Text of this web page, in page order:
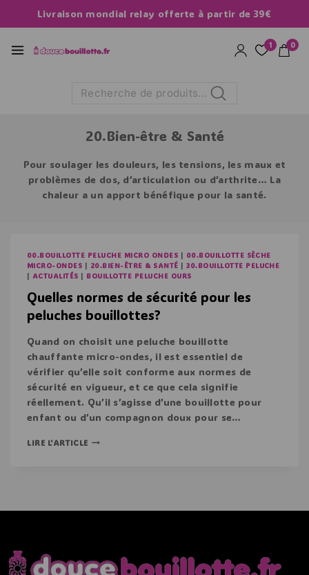
Livraison mondial relay offerte à partir de 39€
1 0
Recherche
20.Bien-être & Santé
Pour soulager les douleurs, les tensions, les maux et
problèmes de dos, d’articulation ou d’arthrite… La
chaleur a un apport bénéfique pour la santé.
00.BOUILLOTTE PELUCHE MICRO ONDES | 00.BOUILLOTTE SÈCHE
MICRO-ONDES | 20.BIEN-ÊTRE & SANTÉ |30.BOUILLOTTE PELUCHE
| ACTUALITÉS | BOUILLOTTE PELUCHE OURS
Quelles normes de sécurité pour les
peluches bouillottes?
Quand on choisit une peluche bouillotte
chauffante micro-ondes, il est essentiel de
vérifier qu’elle soit conforme aux normes de
sécurité en vigueur, et ce que cela signifie
réellement. Qu’il s’agisse d’une bouillotte pour
enfant ou d’un compagnon doux pour se…
LIRE L'ARTICLE